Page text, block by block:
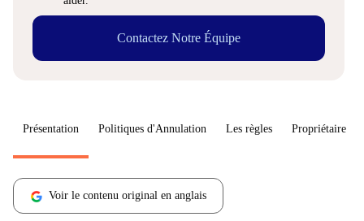
Contactez Notre Équipe
Présentation Politiques d'Annulation Les règles Propriétaire
Voir le contenu original en anglais